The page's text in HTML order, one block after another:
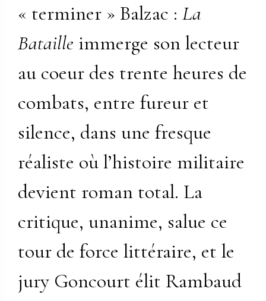
« terminer » Balzac :La
Bataille immerge son lecteur
au coeur des trente heures de
combats, entre fureur et
silence, dans une fresque
réaliste où l’histoire militaire
devient roman total. La
critique, unanime, salue ce
tour de force littéraire, et le
jury Goncourt élit Rambaud